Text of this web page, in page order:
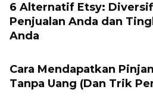
6 Alternatif Etsy:
Penjualan Anda dan
Anda
Cara Mendapatkan
Tanpa Uang (Dan Trik